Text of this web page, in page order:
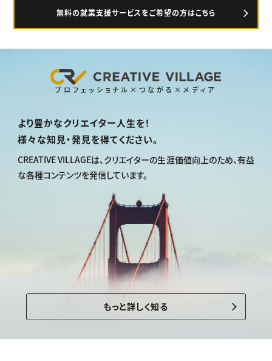
無料の就業支援サービスをご希望の方はこちら
プロフェッショナル×つながる×メディア
より豊かなクリエイター人生を！
様々な知見・発見を得てください。
CREATIVE VILLAGEは、 クリエイターの生涯価値向上のため、有益
な各種コンテンツを発信しています。
もっと詳しく知る